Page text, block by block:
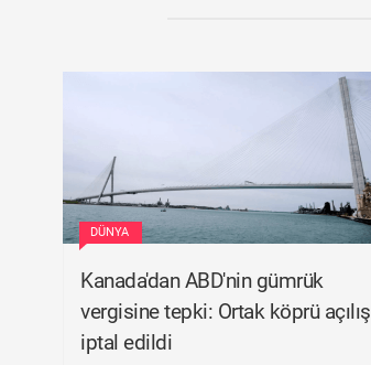
DÜNYA
Kanada'dan ABD'nin gümrük
vergisine tepki: Ortak köprü
iptal edildi